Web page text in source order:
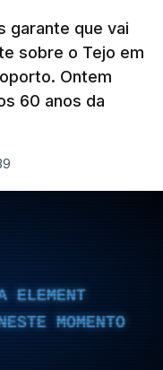
garante que vai
sobre o Tejo em
Ontem
60 anos da
ELEMENT
MOMENTO